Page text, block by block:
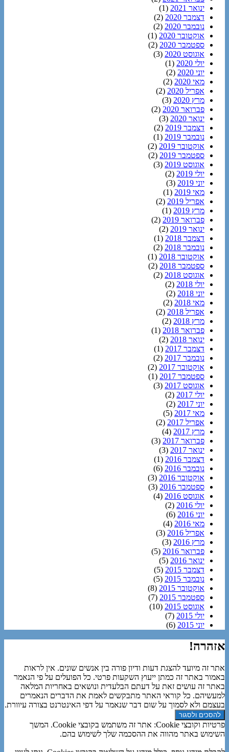
ינואר 2021
(1)
דצמבר 2020
(2)
נובמבר 2020
(2)
אוקטובר 2020
(1)
ספטמבר 2020
(2)
אוגוסט 2020
(3)
יולי 2020
(1)
יוני 2020
(2)
מאי 2020
(2)
אפריל 2020
(2)
מרץ 2020
(3)
פברואר 2020
(2)
ינואר 2020
(3)
דצמבר 2019
(2)
נובמבר 2019
(1)
אוקטובר 2019
(2)
ספטמבר 2019
(2)
אוגוסט 2019
(3)
יולי 2019
(2)
יוני 2019
(3)
מאי 2019
(1)
אפריל 2019
(2)
מרץ 2019
(1)
פברואר 2019
(2)
ינואר 2019
(2)
דצמבר 2018
(1)
נובמבר 2018
(2)
אוקטובר 2018
(1)
ספטמבר 2018
(2)
אוגוסט 2018
(2)
יולי 2018
(2)
יוני 2018
(2)
מאי 2018
(2)
אפריל 2018
(2)
מרץ 2018
(2)
פברואר 2018
(1)
ינואר 2018
(2)
דצמבר 2017
(1)
נובמבר 2017
(2)
אוקטובר 2017
(2)
ספטמבר 2017
(1)
אוגוסט 2017
(3)
יולי 2017
(2)
יוני 2017
(2)
מאי 2017
(5)
אפריל 2017
(2)
מרץ 2017
(4)
פברואר 2017
(3)
ינואר 2017
(3)
דצמבר 2016
(1)
נובמבר 2016
(6)
אוקטובר 2016
(3)
ספטמבר 2016
(3)
אוגוסט 2016
(4)
יולי 2016
(2)
יוני 2016
(6)
מאי 2016
(4)
אפריל 2016
(3)
מרץ 2016
(3)
פברואר 2016
(5)
ינואר 2016
(5)
דצמבר 2015
(5)
נובמבר 2015
(5)
אוקטובר 2015
(8)
ספטמבר 2015
(7)
אוגוסט 2015
(10)
יולי 2015
(7)
יוני 2015
(6)
אזהרה!
אתר זה מיועד להצגת דעות ודיון פורה בין אנשים שונים. אין לראות
באמור באתר זה כמתן ייעוץ השקעות פרטי. כל הפועלים על פי הנאמר
באתר זה עושים זאת על דעתם הבלעדית ונושאים באחריות המלאה
למעשיהם. כל קוראי האתר מתבקשים לאמת את הדברים הנאמרים
בעצמם ולא לסמוך על שום דבר שנאמר על דפי האינטרנט בצורה עיוורת.
פרטיות וקובצי Cookie: אתר זה משתמש בקובצי Cookie. המשך
השימוש באתר מהווה את ההסכמה שלך לשימוש בהם.